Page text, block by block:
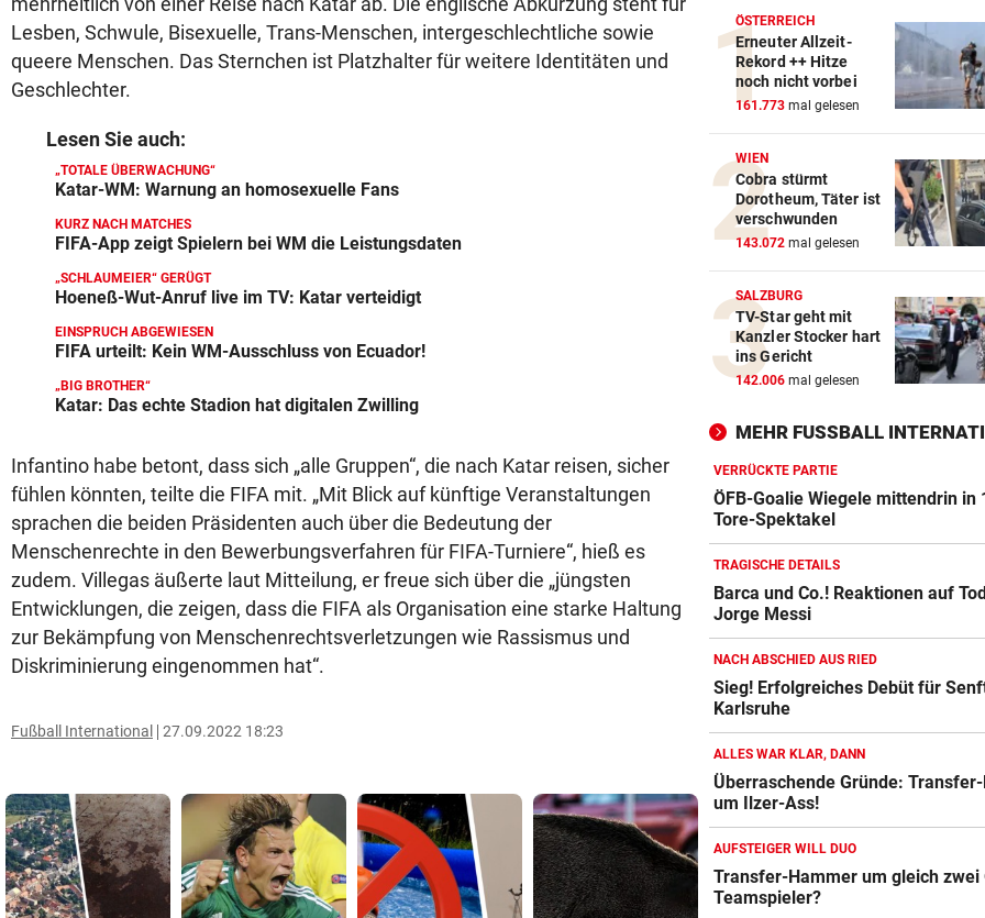
Lesben, Schwule, Bisexuelle, Trans-Menschen, intergeschlechtliche sowie
queere Menschen. Das Sternchen ist Platzhalter für weitere Identitäten und
Geschlechter.
Lesen Sie auch:
„TOTALE ÜBERWACHUNG“
Katar-WM: Warnung an homosexuelle Fans
KURZ NACH MATCHES
FIFA-App zeigt Spielern bei WM die Leistungsdaten
„SCHLAUMEIER“ GERÜGT
Hoeneß-Wut-Anruf live im TV: Katar verteidigt
EINSPRUCH ABGEWIESEN
FIFA urteilt: Kein WM-Ausschluss von Ecuador!
„BIG BROTHER“
Katar: Das echte Stadion hat digitalen Zwilling
Infantino habe betont, dass sich „alle Gruppen“, die nach Katar reisen, sicher
fühlen könnten, teilte die FIFA mit. „Mit Blick auf künftige Veranstaltungen
sprachen die beiden Präsidenten auch über die Bedeutung der
Menschenrechte in den Bewerbungsverfahren für FIFA-Turniere“, hieß es
zudem. Villegas äußerte laut Mitteilung, er freue sich über die „jüngsten
Entwicklungen, die zeigen, dass die FIFA als Organisation eine starke Haltung
zur Bekämpfung von Menschenrechtsverletzungen wie Rassismus und
Diskriminierung eingenommen hat“.
Fußball International 27.09.2022 18:23
ÖSTERREICH
Erneuter Allzeit-
Rekord ++ Hitze
noch nicht vorbei
161.773 mal gelesen
WIEN
Cobra stürmt
Dorotheum, Täter ist
verschwunden
143.072 mal gelesen
SALZBURG
TV-Star geht mit
Kanzler Stocker hart
ins Gericht
142.006 mal gelesen
MEHR FUSSBALL
VERRÜCKTE PARTIE
ÖFB-Goalie Wiegele mittendrin in
Tore-Spektakel
TRAGISCHE DETAILS
Barca und Co.! Reaktionen auf
Jorge Messi
NACH ABSCHIED AUS RIED
Sieg! Erfolgreiches Debüt für
Karlsruhe
ALLES WAR KLAR, DANN
Überraschende Gründe:
um Ilzer-Ass!
AUFSTEIGER WILL DUO
Transfer-Hammer um gleich zwei
Teamspieler?